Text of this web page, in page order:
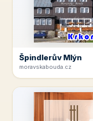
Špindlerův Mlýn
moravskabouda.cz